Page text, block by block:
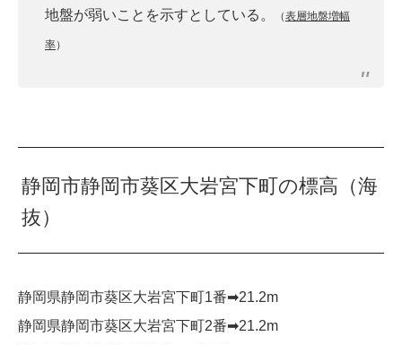
地盤が弱いことを示すとしている。
（表層地盤増幅
率）
静岡市静岡市葵区大岩宮下町の標高（海
抜）
静岡県静岡市葵区大岩宮下町1番➡︎21.2m
静岡県静岡市葵区大岩宮下町2番➡︎21.2m